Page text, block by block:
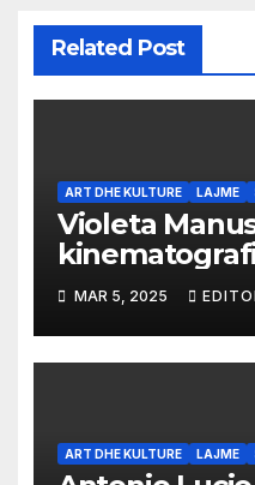
Related Post
ART DHE KULTURE LAJME
Violeta
MAR 5, 2025
ART DHE KULTURE LAJME